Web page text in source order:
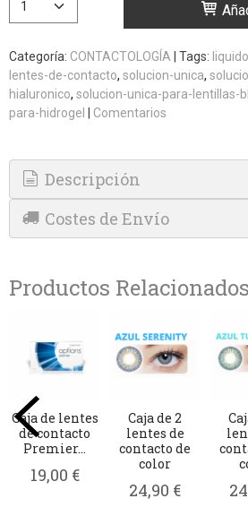
Categoría: CONTACTOLOGÍA Tags:
lentes-de-contacto solucion-unica
hialuronico solucion-unica-para-lentillas-
para-hidrogel
Comentarios
Descripción
Costes de Envío
Productos Relacionados
Caja de lentes
de contacto
Premier...
19,00 €
Caja de 2
lentes de
contacto de
color
24,90 €